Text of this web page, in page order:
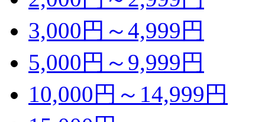
3,000円～4,999円
5,000円～9,999円
10,000円～14,999円